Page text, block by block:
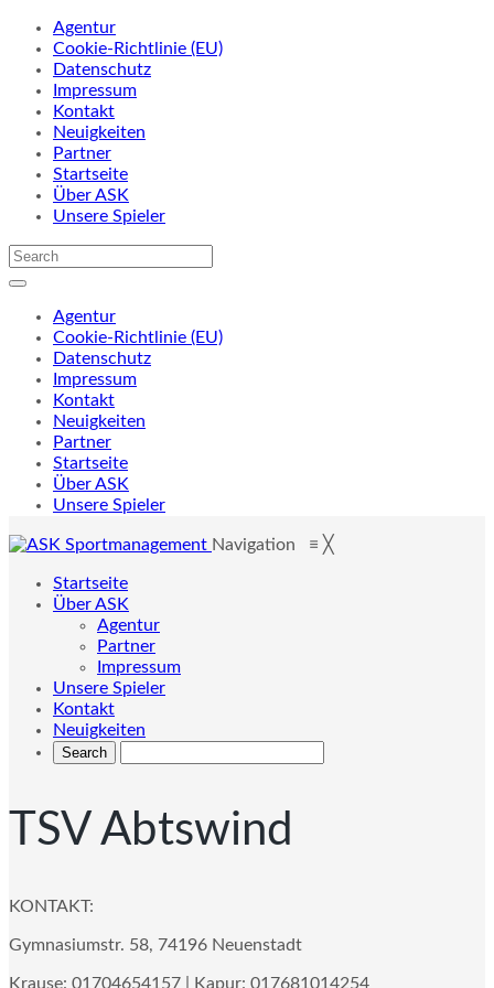
Agentur
Cookie-Richtlinie (EU)
Datenschutz
Impressum
Kontakt
Neuigkeiten
Partner
Startseite
Über ASK
Unsere Spieler
Agentur
Cookie-Richtlinie (EU)
Datenschutz
Impressum
Kontakt
Neuigkeiten
Partner
Startseite
Über ASK
Unsere Spieler
Navigation ≡ ╳
Startseite
Über ASK
Agentur
Partner
Impressum
Unsere Spieler
Kontakt
Neuigkeiten
TSV Abtswind
KONTAKT:
Gymnasiumstr. 58, 74196 Neuenstadt
Krause: 01704654157 | Kapur: 017681014254